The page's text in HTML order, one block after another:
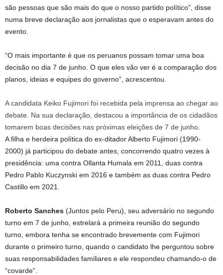
são pessoas que são mais do que o nosso partido político”, disse
numa breve declaração aos jornalistas que o esperavam antes do
evento.
“O mais importante é que os peruanos possam tomar uma boa
decisão no dia 7 de junho. O que eles vão ver é a comparação dos
planos, ideias e equipes do governo”, acrescentou.
A candidata Keiko Fujimori foi recebida pela imprensa ao chegar ao
debate. Na sua declaração, destacou a importância de os cidadãos
tomarem boas decisões nas próximas eleições de 7 de junho.
A filha e herdeira política do ex-ditador Alberto Fujimori (1990-
2000) já participou do debate antes, concorrendo quatro vezes à
presidência: uma contra Ollanta Humala em 2011, duas contra
Pedro Pablo Kuczynski em 2016 e também as duas contra Pedro
Castillo em 2021.
Roberto Sanches (Juntos pelo Peru), seu adversário no segundo
turno em 7 de junho, estrelará a primeira reunião do segundo
turno, embora tenha se encontrado brevemente com Fujimori
durante o primeiro turno, quando o candidato lhe perguntou sobre
suas responsabilidades familiares e ele respondeu chamando-o de
“covarde”.